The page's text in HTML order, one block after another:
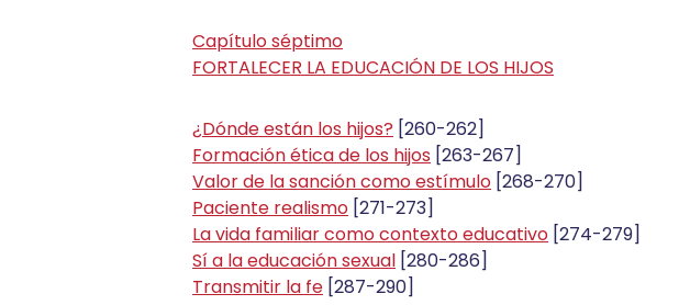
Capítulo séptimo
FORTALECER LA EDUCACIÓN DE LOS HIJOS
¿Dónde están los hijos? [260-262]
Formación ética de los hijos [263-267]
Valor de la sanción como estímulo [268-270]
Paciente realismo [271-273]
La vida familiar como contexto educativo [274-279]
Sí a la educación sexual [280-286]
Transmitir la fe [287-290]